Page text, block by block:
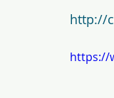
http://
https://